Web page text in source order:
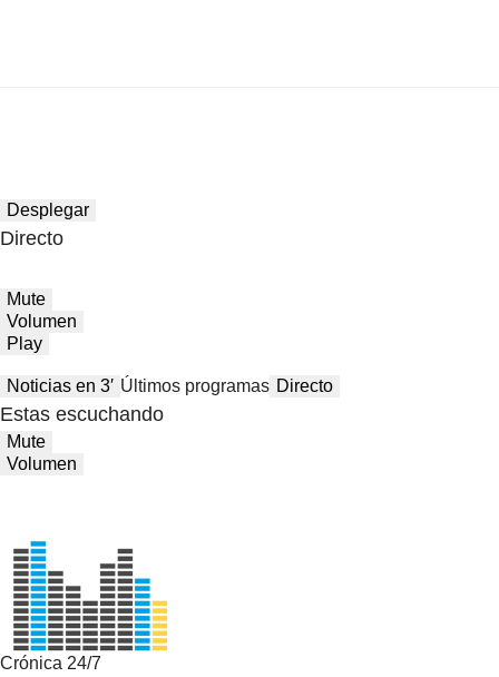
Desplegar
Directo
Mute
Volumen
Play
Noticias en 3′ Últimos programas Directo
Estas escuchando
Mute
Volumen
Crónica 24/7